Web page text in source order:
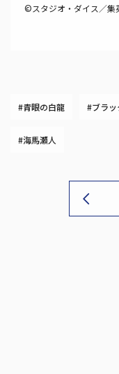
©スタジオ・ダイス／集
#青眼の白龍 #ブラッ
#海馬瀬人